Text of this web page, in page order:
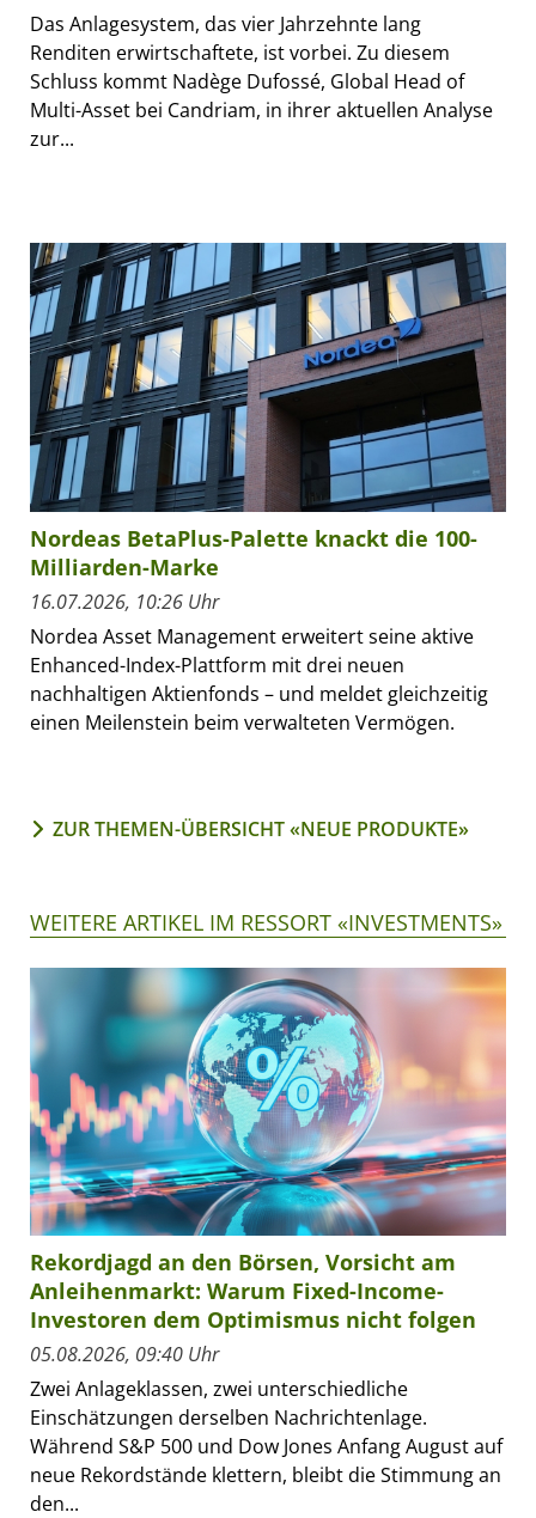
Das Anlagesystem, das vier Jahrzehnte lang
Renditen erwirtschaftete, ist vorbei. Zu diesem
Schluss kommt Nadège Dufossé, Global Head of
Multi-Asset bei Candriam, in ihrer aktuellen Analyse
zur...
Nordeas BetaPlus-Palette knackt die 100-
Milliarden-Marke
16.07.2026, 10:26 Uhr
Nordea Asset Management erweitert seine aktive
Enhanced-Index-Plattform mit drei neuen
nachhaltigen Aktienfonds – und meldet gleichzeitig
einen Meilenstein beim verwalteten Vermögen.
ZUR THEMEN-ÜBERSICHT «NEUE PRODUKTE»
WEITERE ARTIKEL IM RESSORT «INVESTMENTS»
Rekordjagd an den Börsen, Vorsicht am
Anleihenmarkt: Warum Fixed-Income-
Investoren dem Optimismus nicht folgen
05.08.2026, 09:40 Uhr
Zwei Anlageklassen, zwei unterschiedliche
Einschätzungen derselben Nachrichtenlage.
Während S&P 500 und Dow Jones Anfang August auf
neue Rekordstände klettern, bleibt die Stimmung an
den...